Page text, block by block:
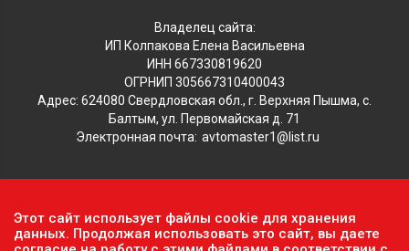
Владелец сайта:
ИП Колпакова Елена Васильевна
ИНН 667330819620
ОГРНИП 305667310400043
Адрес: 624080 Свердловская обл., г. Верхняя Пышма, с.
Балтым, ул. Первомайская д. 71
Электронная почта: avtomaster1@list.ru
Обратите внимание, что данный сайт носит исключительно
информационный характер и ни при каких условиях не
Этот сайт использует файлы cookie для хранения
данных. Продолжая использовать это сайт, вы даете